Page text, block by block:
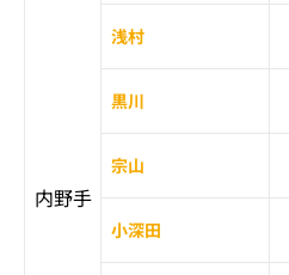
内野手
浅村
黒川
宗山
小深田